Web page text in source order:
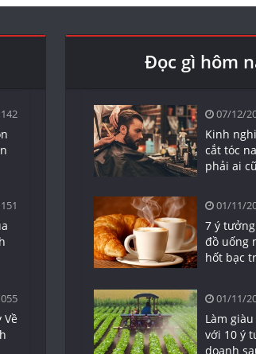
Về
Đọc gì hôm
07/12/
Kinh
cắt tóc
phải ai
01/11/
7 ý
đồ uống
hốt bạc
01/11/
Làm
với 10 ý
doanh